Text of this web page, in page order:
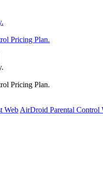
Pricing Plan.
Pricing Plan.
Web AirDroid Parental Control